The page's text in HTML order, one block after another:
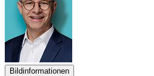
Bildinformationen